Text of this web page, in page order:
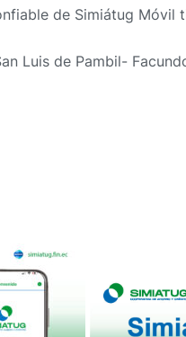
de Simiátug
Luis de Pambil-